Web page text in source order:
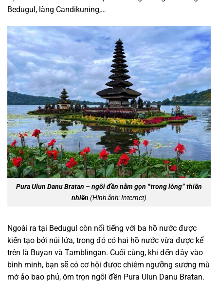
Bedugul, làng Candikuning,…
Pura Ulun Danu Bratan – ngôi đền nằm gọn “trong lòng” thiên
nhiên (Hình ảnh: Internet)
Ngoài ra tại Bedugul còn nổi tiếng với ba hồ nước được
kiến tạo bởi núi lửa, trong đó có hai hồ nước vừa được kể
trên là Buyan và Tamblingan. Cuối cùng, khi đến đây vào
bình minh, bạn sẽ có cơ hội được chiêm ngưỡng sương mù
mờ ảo bao phủ, ôm trọn ngôi đền Pura Ulun Danu Bratan.